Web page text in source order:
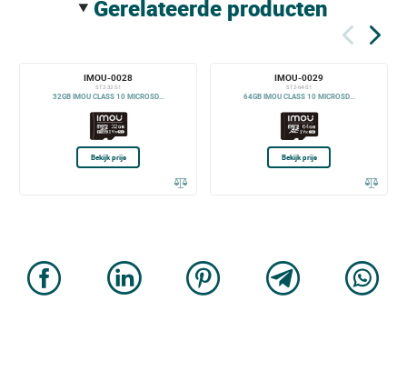
gerelateerde producten
IMOU-0028
ST2-32-S1
32GB IMOU CLASS 10 MICROSD...
Bekijk prijs
IMOU-0029
ST2-64-S1
64GB IMOU CLASS 10 MICROSD...
Bekijk prijs